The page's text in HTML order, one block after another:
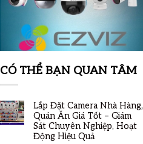
CÓ THỂ BẠN QUAN TÂM
Lắp Đặt Camera Nhà Hàng,
Quán Ăn Giá Tốt – Giám
Sát Chuyên Nghiệp, Hoạt
Động Hiệu Quả